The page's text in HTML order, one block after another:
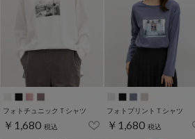
フォトチュニックＴシャツ
￥1,680 税込
フォトプリントＴシャツ
￥1,680 税込